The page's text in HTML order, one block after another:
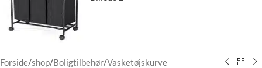
Forside/shop/Boligtilbehør/Vasketøjskurve